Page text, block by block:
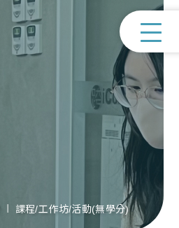
課程/工作坊/活動(無學分)